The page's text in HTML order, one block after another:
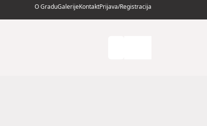
O GraduGalerijeKontaktPrijava/Registracija